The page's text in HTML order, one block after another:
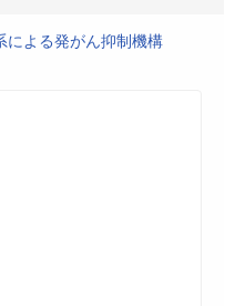
による発がん抑制機構